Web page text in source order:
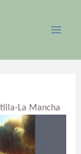
La Mancha